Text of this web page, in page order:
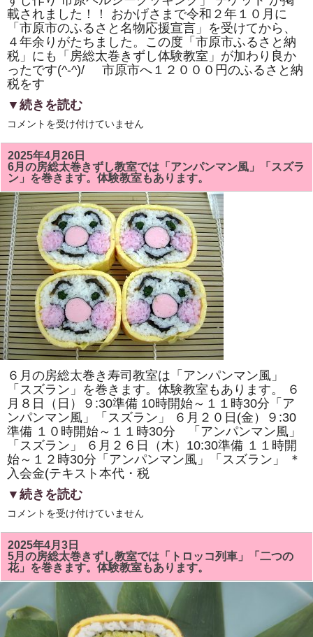
き
ま
し
た！！
は
載されました！！ おかげさまで令和２年１０月に
「市原市のふるさと名物応援宣言」を受けてから、
４年余りがたちました。この度「市原市ふるさと納
税」にも「房総太巻きずし体験教室」が加わり良か
ったです(^-^)/ 市原市へ１２０００円のふるさと納
税をす
▼続きを読む
市
市
「ふ
る
さ
と
納
税」
に
「株
式
会
社
サ
ン
パ
ー
ク・
市
原
ヘ
ル
シ
ー
ク
ッ
キ
ン
グ・
房
総
太
巻
き
寿
司
験」
掲
さ
れ
ま
し
た！！
は
コメントを受け付けていません
2025年4月26日
6月の房総太巻きずし教室では「アンパンマン風」「スズラ
ン」を巻きます。体験教室もあります。
６月の房総太巻き寿司教室は「アンパンマン風」
「スズラン」を巻きます。体験教室もあります。 ６
月８日（日）９:30準備 10時開始～１１時30分「ア
ンパンマン風」「スズラン」 ６月２０日(金）９:30
準備 １０時開始～１１時30分 「アンパンマン風」
「スズラン」 ６月２６日（木）10:30準備 １１時開
始～１２時30分「アンパンマン風」「スズラン」 ＊
入会金(テキスト本代・税
▼続きを読む
6
の
房
総
太
巻
き
ず
し
教
室
で
コメントを受け付けていません
2025年4月3日
5月の房総太巻きずし教室では「トロッコ列車」「二つの
花」を巻きます。体験教室もあります。